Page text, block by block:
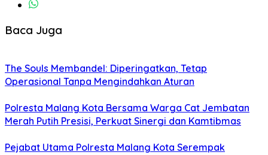
Baca Juga
The Souls Membandel: Diperingatkan, Tetap
Operasional Tanpa Mengindahkan Aturan
Polresta Malang Kota Bersama Warga Cat Jembatan
Merah Putih Presisi, Perkuat Sinergi dan Kamtibmas
Pejabat Utama Polresta Malang Kota Serempak